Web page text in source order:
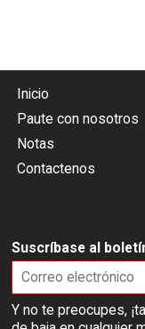
Inicio
Paute con nosotros
Notas
Contactenos
Suscríbase al
Y no te preocupes,